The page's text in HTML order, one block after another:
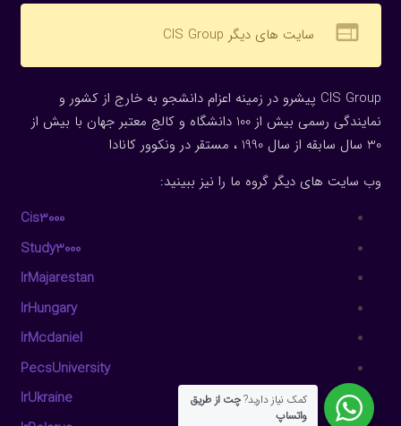
web سایت های دیگر CIS Group
CIS Group پیشرو در زمینه اعزام دانشجو به خارج از کشور و
نمایندگی رسمی بیش از 100 دانشگاه و کالج معتبر جهان با بیش از
30 سال سابقه از سال 1990 ، مستقر در ونکوور کانادا
وب سایت های دیگر گروه ما را نیز ببینید:
Cis3000
Study3000
IrMajarestan
IrHungary
IrMcdaniel
PecsUniversity
IrUkraine
کمک نیاز دارید?چت از طریق
واتساپ